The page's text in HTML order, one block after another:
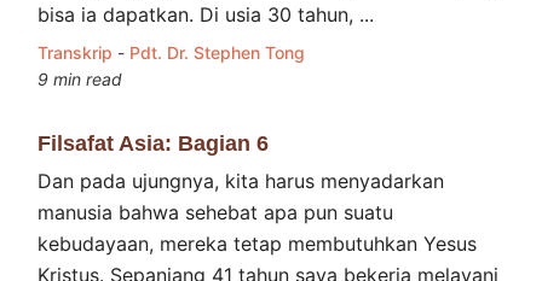
bisa ia dapatkan. Di usia 30 tahun, ...
Transkrip - Pdt. Dr. Stephen Tong
9 min read
Filsafat Asia: Bagian 6
Dan pada ujungnya, kita harus menyadarkan
manusia bahwa sehebat apa pun suatu
kebudayaan, mereka tetap membutuhkan Yesus
Kristus. Sepanjang 41 tahun saya bekerja melayani